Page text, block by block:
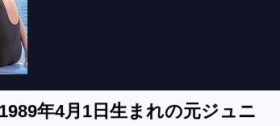
年4月1日生まれの元ジュニ